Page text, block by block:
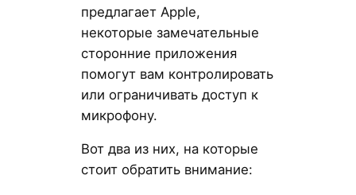
предлагает Apple,
некоторые замечательные
сторонние приложения
помогут вам контролировать
или ограничивать доступ к
микрофону.
Вот два из них, на которые
стоит обратить внимание: